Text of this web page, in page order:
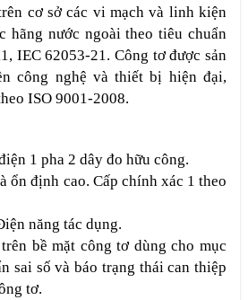
cơ sở các vi mạch và linh kiện
hãng nước ngoài theo tiêu chuẩn
IEC 62053-21. Công tơ được sản
công nghệ và thiết bị hiện đại,
ISO 9001-2008.
1 pha 2 dây đo hữu công.
ổn định cao. Cấp chính xác 1 theo
năng tác dụng.
bề mặt công tơ dùng cho mục
sai số và báo trạng thái can thiệp
tơ.